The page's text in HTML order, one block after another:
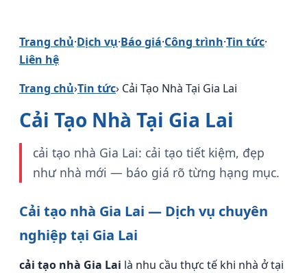
Trang chủ·Dịch vụ·Báo giá·Công trình·Tin tức·
Liên hệ
Trang chủ›Tin tức› Cải Tạo Nhà Tại Gia Lai
Cải Tạo Nhà Tại Gia Lai
cải tạo nhà Gia Lai: cải tạo tiết kiệm, đẹp
như nhà mới — báo giá rõ từng hạng mục.
Cải tạo nhà Gia Lai — Dịch vụ chuyên
nghiệp tại Gia Lai
cải tạo nhà Gia Lai là nhu cầu thực tế khi nhà ở tại